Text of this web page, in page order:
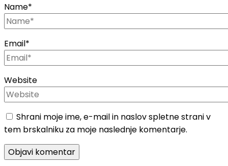
Name*
Email*
Website
Shrani moje ime, e-mail in naslov spletne strani v
tem brskalniku za moje naslednje komentarje.